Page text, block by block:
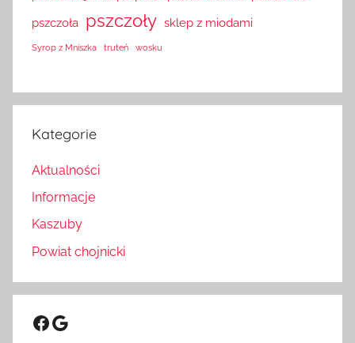
pszczoła pszczoły sklep z miodami
Syrop z Mniszka truteń wosku
Kategorie
Aktualności
Informacje
Kaszuby
Powiat chojnicki
Facebook
Google